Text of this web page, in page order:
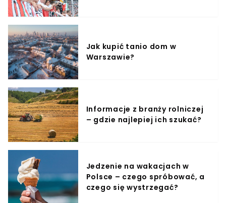
Jak kupić tanio dom w
Warszawie?
Informacje z branży rolniczej
– gdzie najlepiej ich szukać?
Jedzenie na wakacjach w
Polsce – czego spróbować, a
czego się wystrzegać?